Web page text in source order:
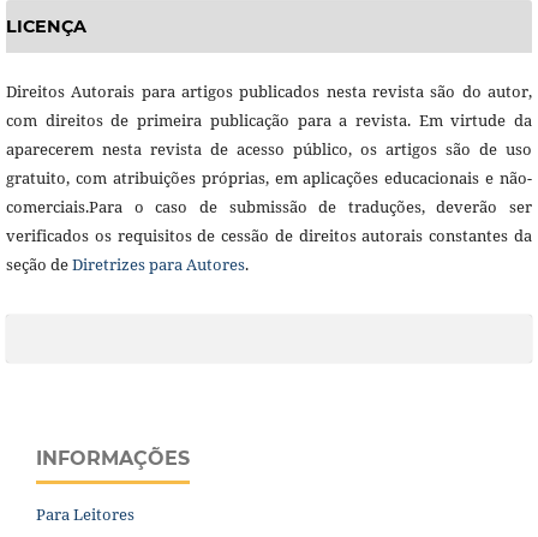
LICENÇA
Direitos Autorais para artigos publicados nesta revista são do autor,
com direitos de primeira publicação para a revista. Em virtude da
aparecerem nesta revista de acesso público, os artigos são de uso
gratuito, com atribuições próprias, em aplicações educacionais e não-
comerciais.Para o caso de submissão de traduções, deverão ser
verificados os requisitos de cessão de direitos autorais constantes da
seção deDiretrizes para Autores.
INFORMAÇÕES
Para Leitores